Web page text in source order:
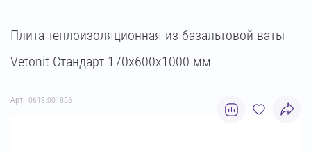
Плита теплоизоляционная из базальтовой ваты
Vetonit Стандарт 170х600х1000 мм
Арт.: 0619.001886